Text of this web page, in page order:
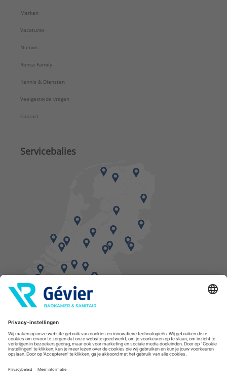
Merken
Vacatures
Nieuws
Rensa Family
Kennis & Diensten
Veelgestelde vragen
Contact
Servicebalies
Vind een balie in de buurt
* Bestellingen geplaatst in het weekend worden, mits voorradig, dinsdag geleverd.
Cookies